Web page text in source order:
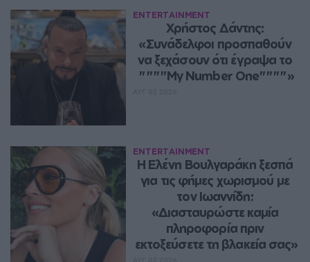
ENTERTAINMENT
Χρήστος Δάντης:
«Συνάδελφοι προσπαθούν
να ξεχάσουν ότι έγραψα το
""""My Number One""""»
ENTERTAINMENT
Η Ελένη Βουλγαράκη ξεσπά
για τις φήμες χωρισμού με
τον Ιωαννίδη:
«Διασταυρώστε καμία
πληροφορία πριν
εκτοξεύσετε τη βλακεία σας»